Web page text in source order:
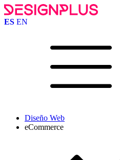
ES EN
Diseño Web
eCommerce